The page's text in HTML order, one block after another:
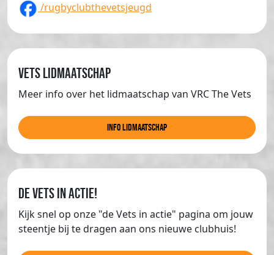
/rugbyclubthevetsjeugd
Vets lidmaatschap
Meer info over het lidmaatschap van VRC The Vets
info lidmaatschap
de Vets in actie!
Kijk snel op onze "de Vets in actie" pagina om jouw
steentje bij te dragen aan ons nieuwe clubhuis!